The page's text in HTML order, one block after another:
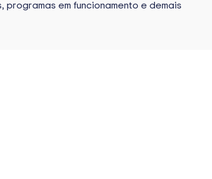
em funcionamento e demais